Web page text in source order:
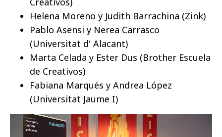
Helena Moreno y Judith Barrachina (Zink)
Pablo Asensi y Nerea Carrasco
(Universitat d' Alacant)
Marta Celada y Ester Dus (Brother Escuela
de Creativos)
Fabiana Marqués y Andrea López
(Universitat Jaume I)